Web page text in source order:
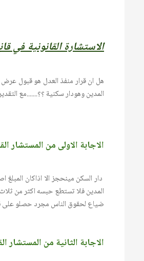
الاستشارة القانونية في
هل ان قرار منفذ العدل هو قبول عرض
المدين وهودار سكنية ؟؟.......مع
الاجابة الاولى من المستشار
دار السكن مينحجز الا اذاكان
ضياع لحقوق الناس مجرد حصلو على
الاجابة الثانية من المستشار